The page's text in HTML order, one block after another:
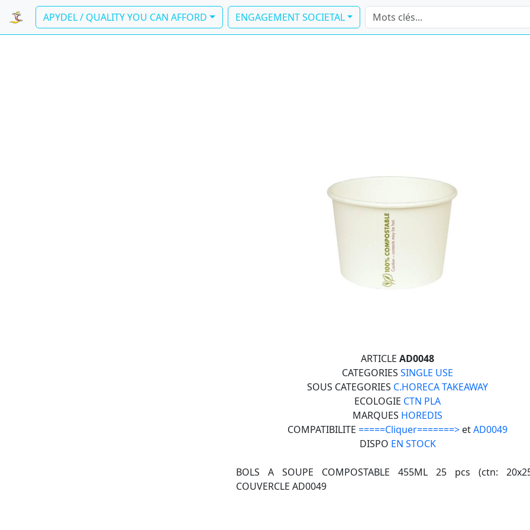
APYDEL / QUALITY YOU CAN AFFORD ENGAGEMENT SOCIETAL
ARTICLE AD0048
CATEGORIES SINGLE USE
SOUS CATEGORIES C.HORECA TAKEAWAY
ECOLOGIE CTN PLA
MARQUES HOREDIS
COMPATIBILITE =====Cliquer=======> etAD0049
DISPO EN STOCK
BOLS A SOUPE COMPOSTABLE 455ML 25 pcs (ctn:
COUVERCLE AD0049